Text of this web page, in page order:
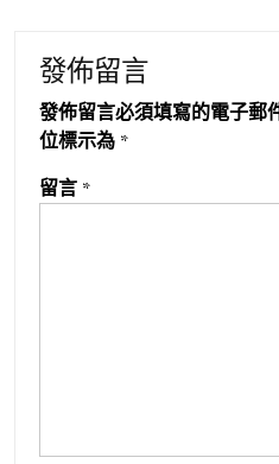
發佈留言
發佈留言必須填寫的電子郵
位標示為 *
留言 *